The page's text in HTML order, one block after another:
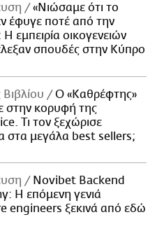
«Νιώσαμε ότι το
έφυγε ποτέ από την
εμπειρία οικογενειών
σπουδές στην Κύπρο
Ο «Καθρέφτης»
στην κορυφή της
Τι τον ξεχώρισε
στα μεγάλα best sellers;
Novibet Backend
Η επόμενη γενιά
engineers ξεκινά από εδώ